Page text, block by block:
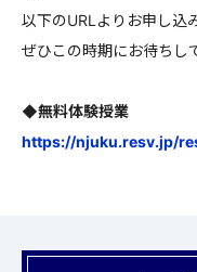
以下のURLよりお申し込
ぜひこの時期にお待ちし
◆無料体験授業
https://njuku.resv.jp/